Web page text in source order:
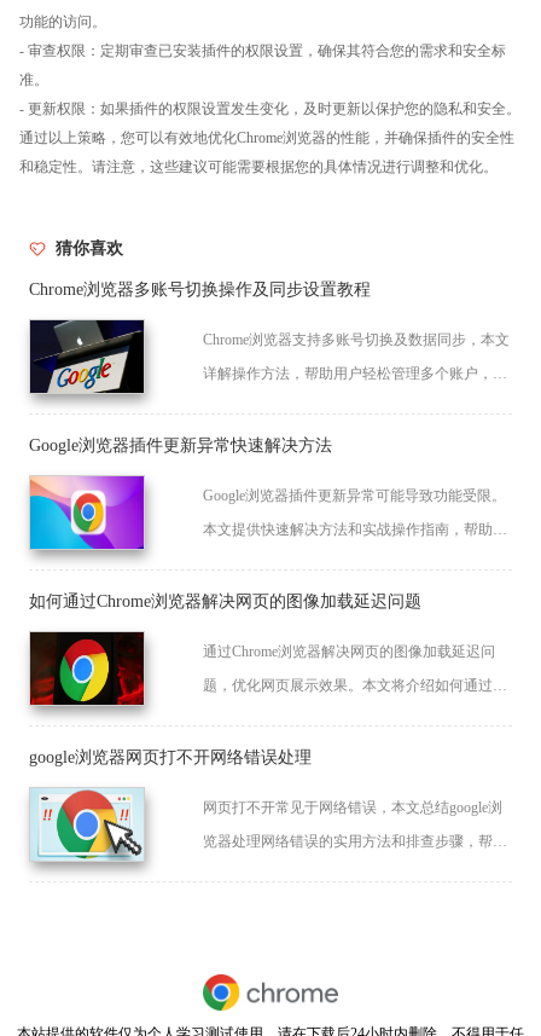
功能的访问。
- 审查权限：定期审查已安装插件的权限设置，确保其符合您的需求和安全标
准。
- 更新权限：如果插件的权限设置发生变化，及时更新以保护您的隐私和安全。
通过以上策略，您可以有效地优化Chrome浏览器的性能，并确保插件的安全性
和稳定性。请注意，这些建议可能需要根据您的具体情况进行调整和优化。
猜你喜欢
Chrome浏览器多账号切换操作及同步设置教程
Chrome浏览器支持多账号切换及数据同步，本文
详解操作方法，帮助用户轻松管理多个账户，实
Google浏览器插件更新异常快速解决方法
Google浏览器插件更新异常可能导致功能受限。
本文提供快速解决方法和实战操作指南，帮助用
如何通过Chrome浏览器解决网页的图像加载延迟问题
通过Chrome浏览器解决网页的图像加载延迟问
题，优化网页展示效果。本文将介绍如何通过调
度。
google浏览器网页打不开网络错误处理
网页打不开常见于网络错误，本文总结google浏
览器处理网络错误的实用方法和排查步骤，帮助